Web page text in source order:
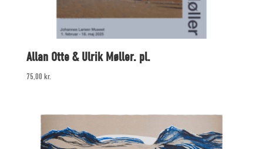
Allan Otte & Ulrik Møller. pl.
75,00 kr.